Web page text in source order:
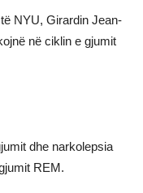
NYU, Girardin Jean-
në ciklin e gjumit
dhe narkolepsia
REM.